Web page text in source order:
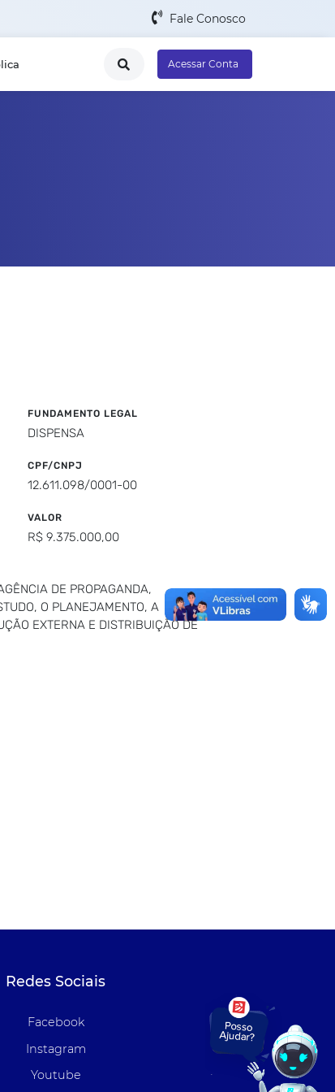
Fale Conosco
Acessar Conta
FUNDAMENTO LEGAL
DISPENSA
CPF/CNPJ
12.611.098/0001-00
VALOR
R$ 9.375.000,00
DE PROPAGANDA,
O PLANEJAMENTO, A
EXTERNA E DISTRIBUIÇÃO DE
Redes Sociais
Facebook
Instagram
Youtube